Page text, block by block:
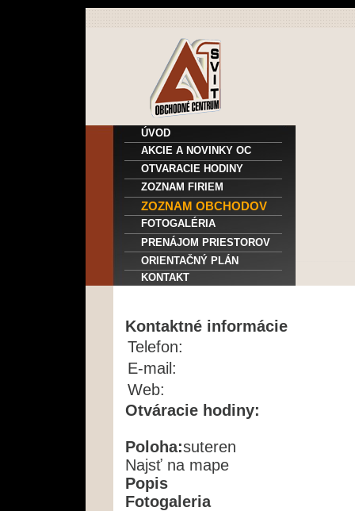
ÚVOD
AKCIE A NOVINKY OC
OTVARACIE HODINY
ZOZNAM FIRIEM
ZOZNAM OBCHODOV
FOTOGALÉRIA
PRENÁJOM PRIESTOROV
ORIENTAČNÝ PLÁN
KONTAKT
Kontaktné informácie
Telefon:
E-mail:
Web:
Otváracie hodiny:
Poloha:suteren
Najsť na mape
Popis
Fotogaleria